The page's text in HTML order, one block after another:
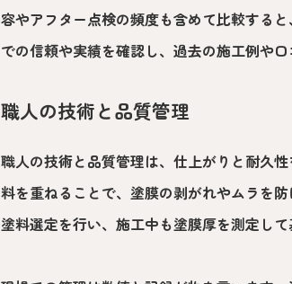
容やアフター点検の頻度も含めて比較する
での信頼や実績を確認し、過去の施工例や
職人の技術と品質管理
職人の技術と品質管理は、仕上がりと耐久
料を重ねることで、塗膜の剥がれやムラを
塗料選定を行い、施工中も塗膜厚を測定し